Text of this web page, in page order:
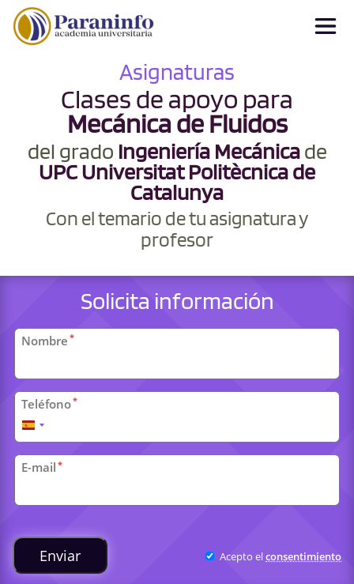
Asignaturas
Clases de apoyo para
Mecánica de Fluidos
del grado Ingeniería Mecánicade
UPC Universitat Politècnica de
Catalunya
Con el temario de tu asignatura y
profesor
Solicita información
Datos
personales
Nombre *
Teléfono*
España
+34
E-mail *
universitarias
Enviar Acepto elconsentimiento